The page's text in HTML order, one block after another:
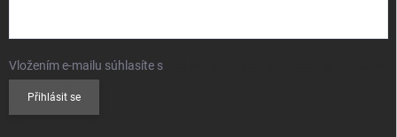
Vložením e-mailu súhlasíte s
Přihlásit se